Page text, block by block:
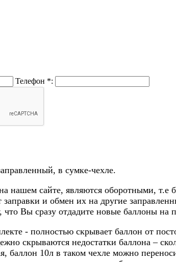
Телефон *:
в сумке-чехле.
нашем сайте, являются оборотными, т.е
и обмен их на другие
Вы сразу отдадите новые баллоны
- полностью скрывает баллон от
скрываются недостатки баллона –
баллон 10л в таком чехле можно